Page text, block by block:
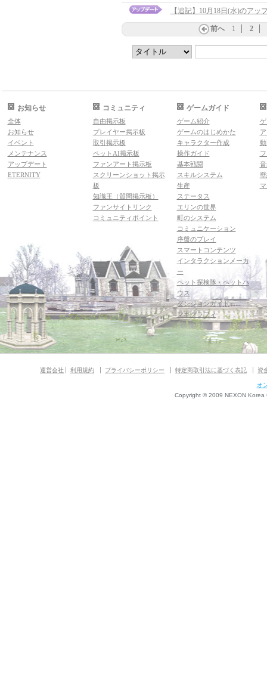
【追記】10月18日(水)のアッ
前へ 1 2
お知らせ
全体
お知らせ
イベント
メンテナンス
アップデート
ETERNITY
コミュニティ
自由掲示板
プレイヤー掲示板
取引掲示板
ペットAI掲示板
ファンアート掲示板
スクリーンショット掲示
板
知識王（質問掲示板）
ファンサイトリンク
コミュニティポイント
ゲームガイド
ゲーム紹介
ゲームのはじめかた
キャラクター作成
操作ガイド
基本戦闘
スキルシステム
生産
ステータス
エリンの世界
町のシステム
コミュニケーション
序盤のプレイ
スマートコンテンツ
インタラクションメーカ
ー
ペット探検隊・ペットハ
ウス
ダンジョンガイド
マギグラフィ
運営会社 利用規約 プライバシーポリシー 特定商取引法に基づく表記 資
オ
Copyright © 2009 NEXON Korea